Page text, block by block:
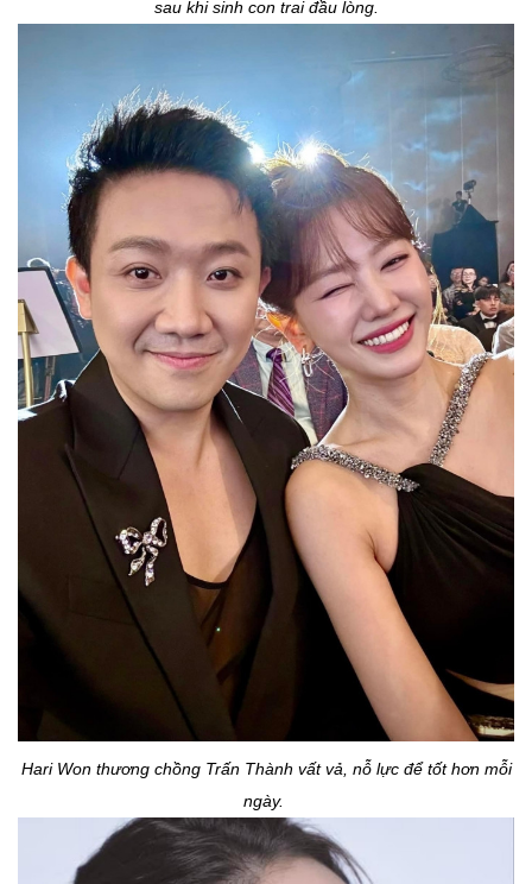
sau khi sinh con trai đầu lòng.
Hari Won thương chồng Trấn Thành vất vả, nỗ lực để tốt hơn mỗi
ngày.